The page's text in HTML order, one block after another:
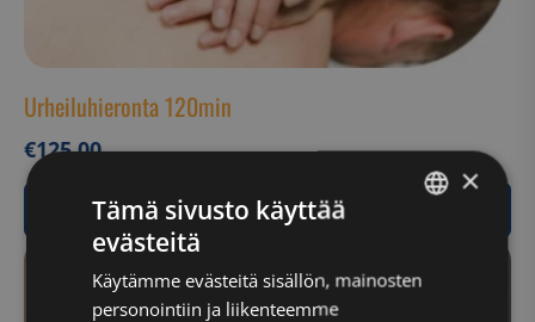
Urheiluhieronta 120min
€125,00
Siirry ostamaan
ENGLISH
×
Tämä sivusto käyttää
evästeitä
Käytämme evästeitä sisällön, mainosten
personointiin ja liikenteemme